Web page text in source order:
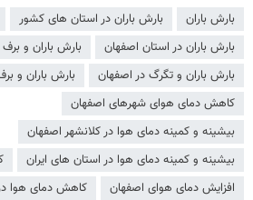
بارش باران بارش باران در استان های کشور
بارش باران در استان اصفهان
بارش باران و
بارش باران و تگرگ در اصفهان
بارش باران و
کاهش دمای هوای شهرهای اصفهان
بیشینه و کمینه دمای هوا در کلانشهر اصفهان
بیشینه و کمینه دمای هوا در استان های ایران
افزایش دمای هوای اصفهان
کاهش دمای هوا